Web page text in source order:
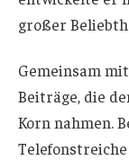
großer
Gemeinsam
Beiträge, die
Korn nahmen.